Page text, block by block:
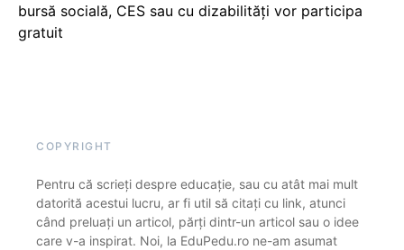
bursă socială, CES sau cu dizabilităţi vor participa
gratuit
COPYRIGHT
Pentru că scrieți despre educație, sau cu atât mai mult
datorită acestui lucru, ar fi util să citați cu link, atunci
când preluați un articol, părți dintr-un articol sau o idee
care v-a inspirat. Noi, la EduPedu.ro ne-am asumat